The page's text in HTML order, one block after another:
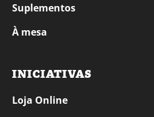
Suplementos
À mesa
INICIATIVAS
Loja Online